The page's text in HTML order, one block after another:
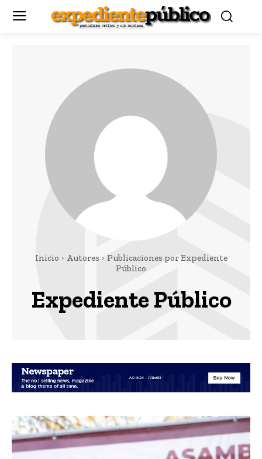
Inicio Autores
Publicaciones por Expediente
Público
Expediente Público